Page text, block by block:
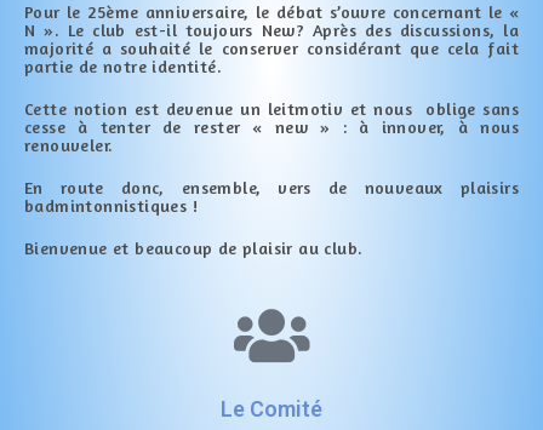
Pour le 25ème anniversaire, le débat s’ouvre concernant le «
N ». Le club est-il toujours New? Après des discussions, la
majorité a souhaité le conserver considérant que cela fait
partie de notre identité.
Cette notion est devenue un leitmotiv et nous oblige sans
cesse à tenter de rester « new » : à innover, à nous
renouveler.
En route donc, ensemble, vers de nouveaux plaisirs
badmintonnistiques !
Bienvenue et beaucoup de plaisir au club.
Le Comité